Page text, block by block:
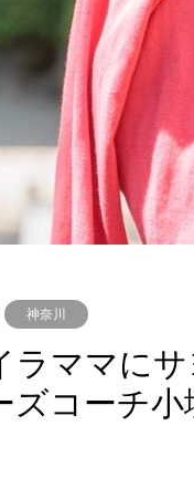
神奈川
ラママに
ズコーチ小